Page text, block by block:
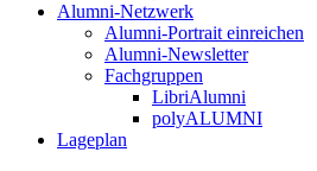
Alumni-Netzwerk
Alumni-Portrait einreichen
Alumni-Newsletter
Fachgruppen
LibriAlumni
polyALUMNI
Lageplan